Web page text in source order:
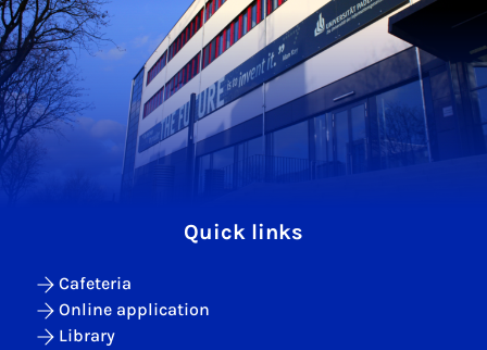
Quick links
Cafeteria
Online application
Library